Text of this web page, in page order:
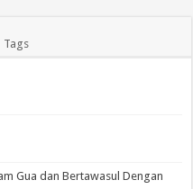
Tags
Gua dan Bertawasul Dengan